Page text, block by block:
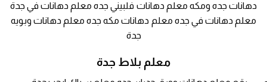
دهانات جده ومكه معلم دهانات فلبيني جده معلم دهانات في جدة
معلم دهانات في جده معلم دهانات مكه جده معلم دهانات وبويه
جدة
معلم بلاط جدة